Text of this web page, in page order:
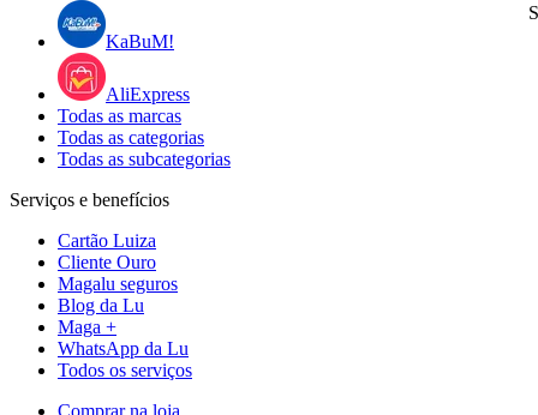
KaBuM!
AliExpress
Todas as marcas
Todas as categorias
Todas as subcategorias
Serviços e benefícios
Cartão Luiza
Cliente Ouro
Magalu seguros
Blog da Lu
Maga +
WhatsApp da Lu
Todos os serviços
Comprar na loja